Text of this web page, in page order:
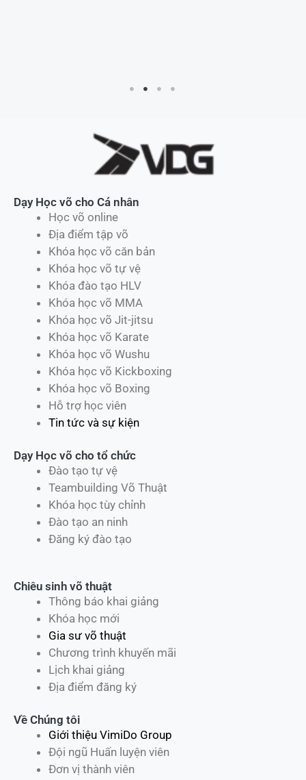
Dạy Học võ cho Cá nhân
Học võ online
Địa điểm tập võ
Khóa học võ căn bản
Khóa học võ tự vệ
Khóa đào tạo HLV
Khóa học võ MMA
Khóa học võ Jit-jitsu
Khóa học võ Karate
Khóa học võ Wushu
Khóa học võ Kickboxing
Khóa học võ Boxing
Hỗ trợ học viên
Tin tức và sự kiện
Dạy Học võ cho tổ chức
Đào tạo tự vệ
Teambuilding Võ Thuật
Khóa học tùy chỉnh
Đào tạo an ninh
Đăng ký đào tạo
Chiêu sinh võ thuật
Thông báo khai giảng
Khóa học mới
Gia sư võ thuật
Chương trình khuyến mãi
Lịch khai giảng
Địa điểm đăng ký
Về Chúng tôi
Giới thiệu VimiDo Group
Đội ngũ Huấn luyện viên
Đơn vị thành viên